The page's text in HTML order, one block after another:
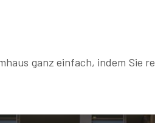
ganz einfach, indem Sie